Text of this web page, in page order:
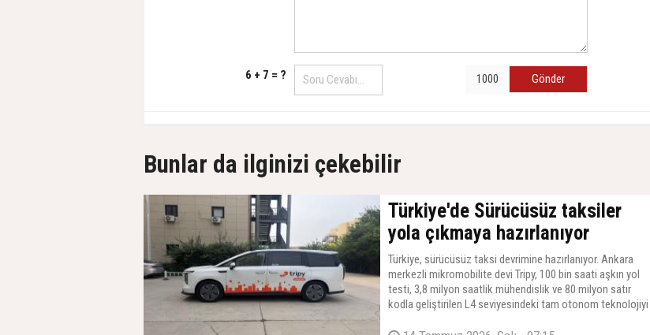
6 + 7 = ? Gönder
Bunlar da ilginizi çekebilir
Türkiye'de Sürücüsüz taksiler
yola çıkmaya hazırlanıyor
Türkiye, sürücüsüz taksi devrimine hazırlanıyor. Ankara
merkezli mikromobilite devi Tripy, 100 bin saati aşkın yol
testi, 3,8 milyon saatlik mühendislik ve 80 milyon satır
kodla geliştirilen L4 seviyesindeki tam otonom teknolojiyi